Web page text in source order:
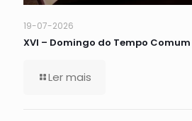
19-07-2026
XVI – Domingo do Tempo Comum
Ler mais